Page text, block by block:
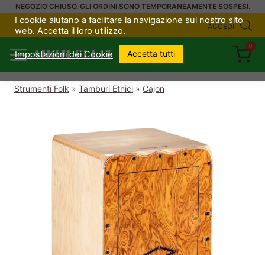
SaltaNEGOZIO CHIUSO. GLI ORDINI SONO TEMPORANEAMENTE SOSPESI.
ACCEDI
UKULELI.IT
0
Strumenti Folk » Tamburi Etnici » Cajon
I cookie aiutano a facilitare la navigazione sul nostro sito
web. Accetta il loro utilizzo.
Impostazioni dei Cookie Accetta tutti